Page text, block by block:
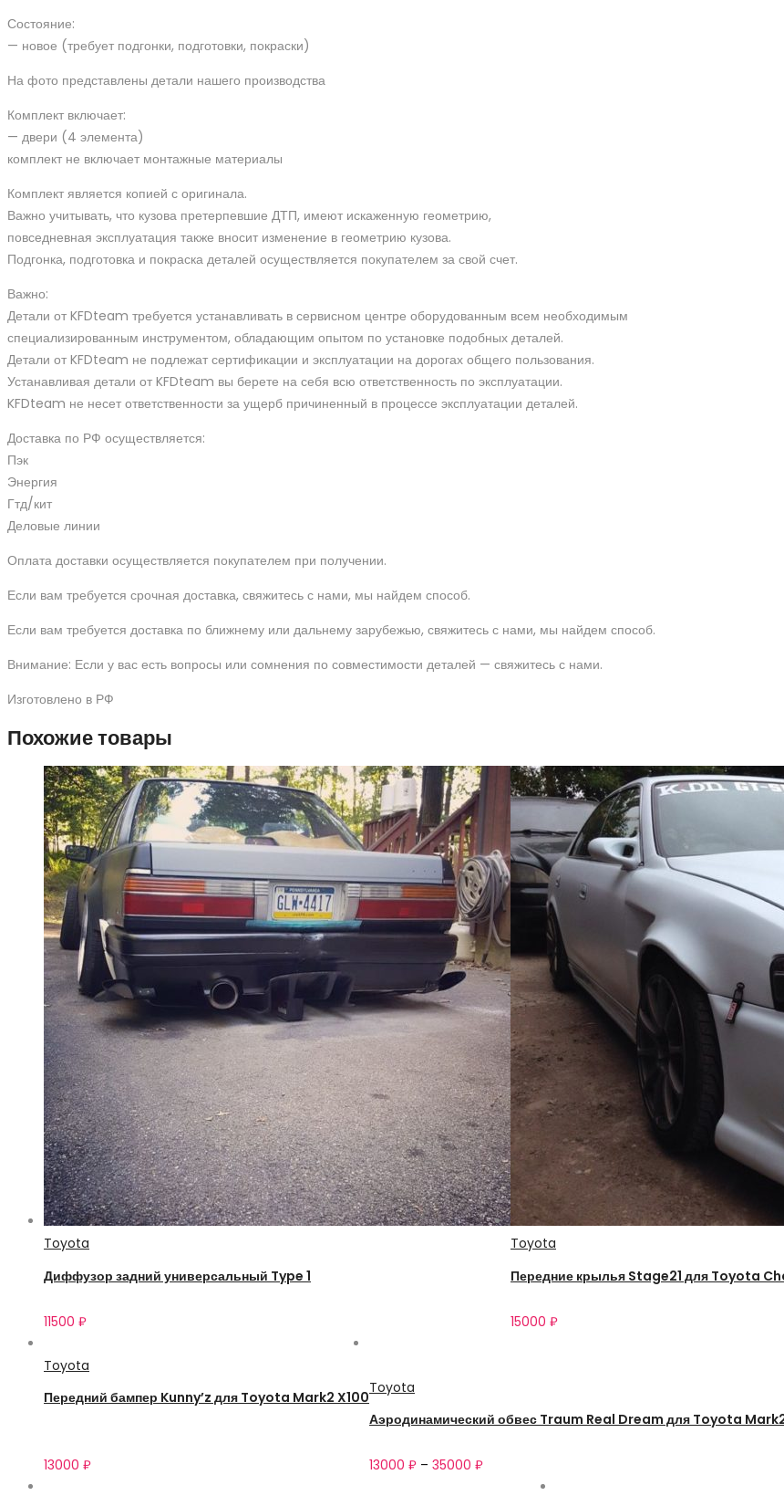
Состояние:
— новое (требует подгонки, подготовки, покраски)
На фото представлены детали нашего производства
Комплект включает:
— двери (4 элемента)
комплект не включает монтажные материалы
Комплект является копией с оригинала.
Важно учитывать, что кузова претерпевшие ДТП, имеют искаженную геометрию,
повседневная эксплуатация также вносит изменение в геометрию кузова.
Подгонка, подготовка и покраска деталей осуществляется покупателем за свой счет.
Важно:
Детали от KFDteam требуется устанавливать в сервисном центре оборудованным всем необходимым
специализированным инструментом, обладающим опытом по установке подобных деталей.
Детали от KFDteam не подлежат сертификации и эксплуатации на дорогах общего пользования.
Устанавливая детали от KFDteam вы берете на себя всю ответственность по эксплуатации.
KFDteam не несет ответственности за ущерб причиненный в процессе эксплуатации деталей.
Доставка по РФ осуществляется:
Пэк
Энергия
Гтд/кит
Деловые линии
Оплата доставки осуществляется покупателем при получении.
Если вам требуется срочная доставка, свяжитесь с нами, мы найдем способ.
Если вам требуется доставка по ближнему или дальнему зарубежью, свяжитесь с нами, мы найдем способ.
Внимание: Если у вас есть вопросы или сомнения по совместимости деталей — свяжитесь с нами.
Изготовлено в РФ
Похожие товары
Toyota
Диффузор задний универсальный Type 1
11500 ₽
Toyota
Передние крылья Stage21 для Toyota
15000 ₽
Toyota
Передний бампер Kunny’z для Toyota Mark2 X100
13000 ₽
Toyota
Аэродинамический обвес Traum Real Dream для Toyota
13000 ₽ – 35000 ₽